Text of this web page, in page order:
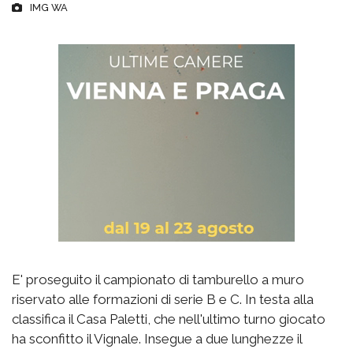
IMG WA
E' proseguito il campionato di tamburello a muro
riservato alle formazioni di serie B e C. In testa alla
classifica il Casa Paletti, che nell'ultimo turno giocato
ha sconfitto il Vignale. Insegue a due lunghezze il